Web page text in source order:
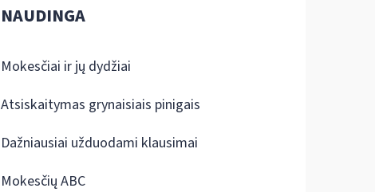
NAUDINGA
Mokesčiai ir jų dydžiai
Atsiskaitymas grynaisiais pinigais
Dažniausiai užduodami klausimai
Mokesčių ABC